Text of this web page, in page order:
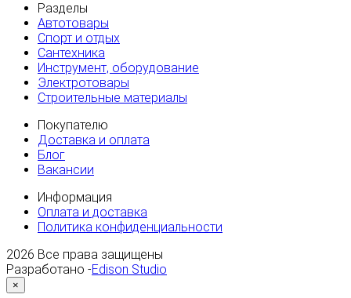
Разделы
Автотовары
Спорт и отдых
Сантехника
Инструмент, оборудование
Электротовары
Строительные материалы
Покупателю
Доставка и оплата
Блог
Вакансии
Информация
Оплата и доставка
Политика конфиденциальности
2026 Все права защищены
Разработано -Edison Studio
×